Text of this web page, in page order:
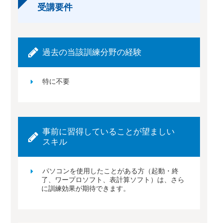
受講要件
過去の当該訓練分野の経験
特に不要
事前に習得していることが望ましい
スキル
パソコンを使用したことがある方（起動・終
了、ワープロソフト、表計算ソフト）は、さら
に訓練効果が期待できます。